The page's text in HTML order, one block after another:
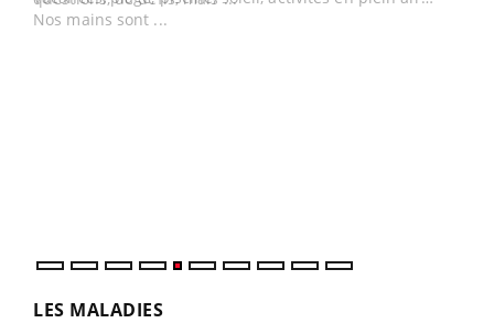
LES MALADIES